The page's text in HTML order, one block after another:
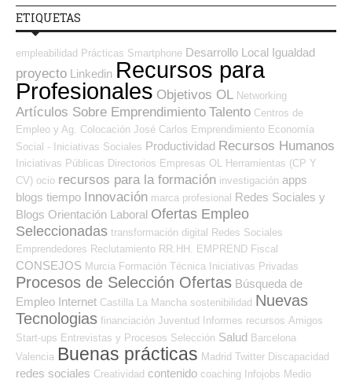
ETIQUETAS
empleabilidad Prácticas Smartphone Desarrollo Local Igualdad
proyecto Linkedin Recursos para
Profesionales Objetivos OL Networking
Artículos Sobre Emprendimiento Talento Centros de
Empleo y Ag. Colocación José Carlos Emprendimiento Economía
Social - Iniciativas Sociales Productividad Recursos Humanos
Iniciativas Públicas Directorios Empresas OL Herramientas (CP Y
CV) ocio recursos para la formación investigación apps
blogs tiempo Innovación marca profesional Redes Sociales y
Blogs Orientación Laboral Ofertas Empleo
Seleccionadas transformación digital Redes Sociales
Emprendedores Reclutamiento RR.HH. EMPREND Fiscal
CONSEJOS Murcia Formación Técnica Iniciativas Privadas
Procesos de Selección Ofertas Búsqueda de
Empleo Internet Castilla La Mancha sostenibilidad Nuevas
Tecnologias financiación Juventud Informes recursos Amigos
Start-ups Entrevistas y Procesos Selección Salud Barcelona
Valencia Buenas prácticas Madrid Twitter Discapacidad
redes sociales Creatividad contenido coaching Infojobs Medio